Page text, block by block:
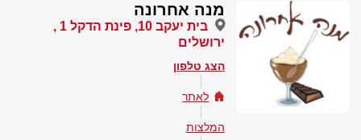
מנה אחרונה
בית יעקב 10, פינת הדקל 1 ,
ירושלים
הצג טלפון
לאתר
המלצות